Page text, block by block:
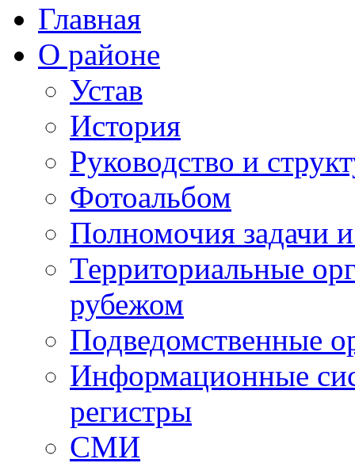
Главная
О районе
Устав
История
Руководство и
Фотоальбом
Полномочия задачи
Территориальные
рубежом
Подведомственные
Информационные
регистры
СМИ